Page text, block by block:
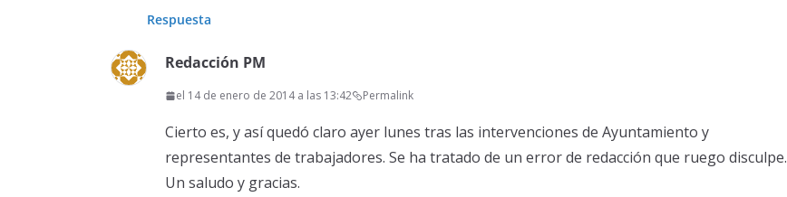
Respuesta
Redacción PM
el 14 de enero de 2014 a las 13:42 Permalink
Cierto es, y así quedó claro ayer lunes tras las intervenciones de Ayuntamiento y
representantes de trabajadores. Se ha tratado de un error de redacción que ruego disculpe.
Un saludo y gracias.